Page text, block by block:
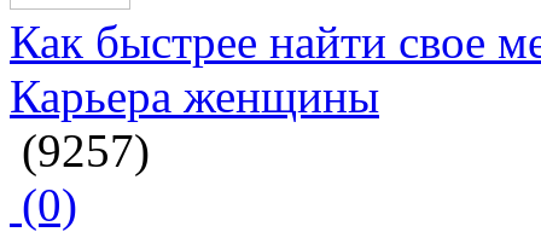
Как быстрее найти свое
Карьера женщины
(9257)
(0)